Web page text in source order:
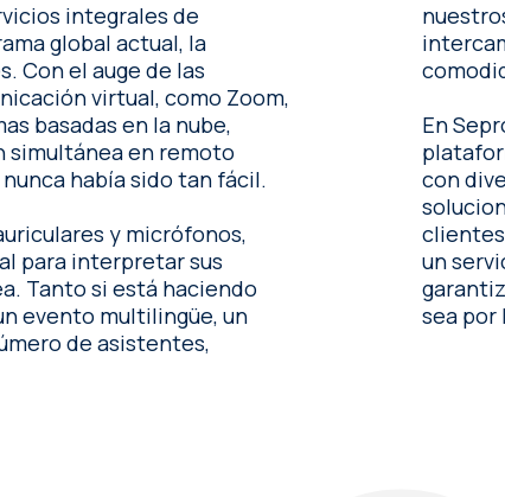
integrales de
virtual, como Zoom,
basadas en la nube,
simultánea en remoto
había sido tan fácil.
y micrófonos,
para interpretar sus
evento multilingüe, un
de asistentes,
En
plataforma
con
clientes. Nuestros intérpretes cualificados colaboran para
un
sea por